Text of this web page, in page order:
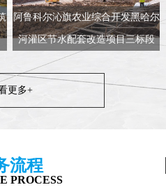
阿鲁科尔沁旗农业综合开发黑哈尔
河灌区节水配套改造项目三标段
更多+
流程
PROCESS